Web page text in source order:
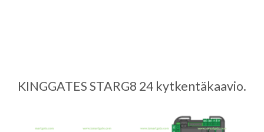
KINGGATES STARG8 24 kytkentäkaavio.